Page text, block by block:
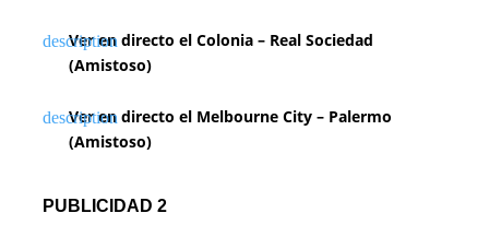
Ver en directo el Colonia – Real Sociedad
(Amistoso)
Ver en directo el Melbourne City – Palermo
(Amistoso)
PUBLICIDAD 2